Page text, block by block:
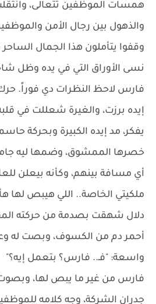
همسات الموظفين تتعالى،
والذهول بين رجال الأمن
وقفوا يتأملون هذا الجمال
نسى الأوراق التي في يده وظل
فارس لاحظ النظرات دي فوراً.
إيده برزت، والغيرة شعللت في
يفكر، مد إيده الكبيرة وبحركة
خصرها الممشوق، وضمها ليه
أي مسافة بينهم، وكأنه بيعلن
ملكيتي الخاصة.. اللي هيبص لها
دلال شهقت بصدمة من حركته
أحمر دم من الكسوف، وبصت له
واسعة: "فـ.. فارس؟ بتعمل إيه؟"
فارس من غير ما يبص لها،
جدران الشركة، وجه كلامه